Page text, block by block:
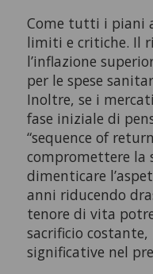
Come tutti i piani
limiti e critiche. Il
l’inflazione
per le spese
Inoltre, se i
fase iniziale di
“sequence of
compromettere la
dimenticare
anni riducendo
tenore di vita
sacrificio
significative nel